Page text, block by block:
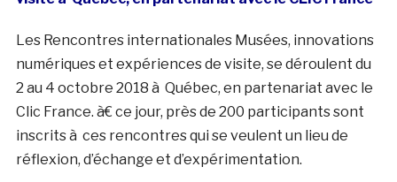
Les Rencontres internationales Musées, innovations
numériques et expériences de visite, se déroulent du
2 au 4 octobre 2018 à Québec, en partenariat avec le
Clic France. à€ ce jour, près de 200 participants sont
inscrits à ces rencontres qui se veulent un lieu de
réflexion, d’échange et d’expérimentation.